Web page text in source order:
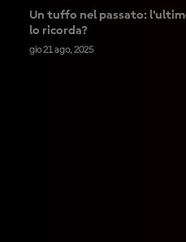
Un tuffo nel passato:
lo ricorda?
gio 21 ago, 2025